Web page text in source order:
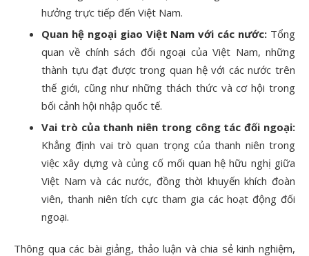
hưởng trực tiếp đến Việt Nam.
Quan hệ ngoại giao Việt Nam với các nước: Tổng
quan về chính sách đối ngoại của Việt Nam, những
thành tựu đạt được trong quan hệ với các nước trên
thế giới, cũng như những thách thức và cơ hội trong
bối cảnh hội nhập quốc tế.
Vai trò của thanh niên trong công tác đối ngoại:
Khẳng định vai trò quan trọng của thanh niên trong
việc xây dựng và củng cố mối quan hệ hữu nghị giữa
Việt Nam và các nước, đồng thời khuyến khích đoàn
viên, thanh niên tích cực tham gia các hoạt động đối
ngoại.
Thông qua các bài giảng, thảo luận và chia sẻ kinh nghiệm,